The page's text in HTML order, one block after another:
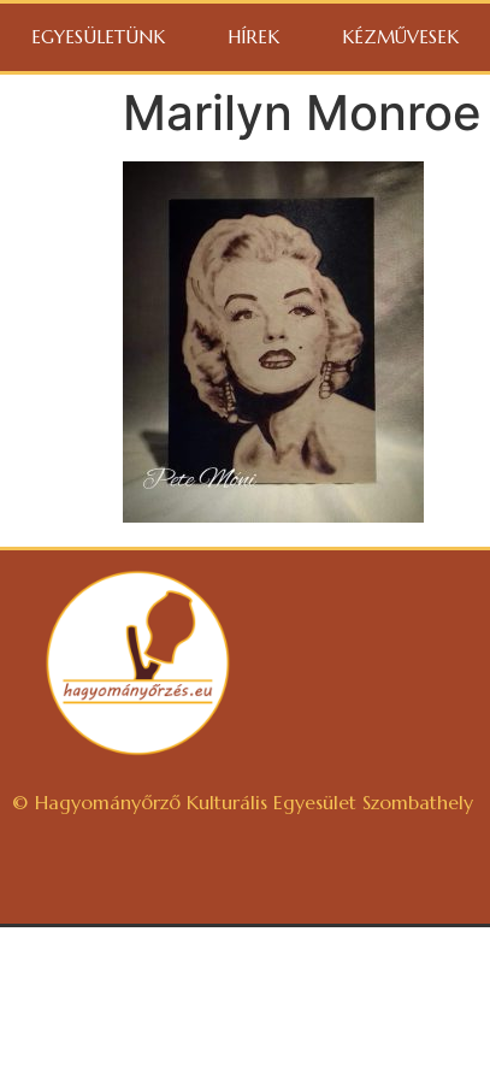
EGYESÜLETÜNK HÍREK KÉZMŰVESEK
Marilyn Monroe
© Hagyományőrző Kulturális Egyesület Szombathely